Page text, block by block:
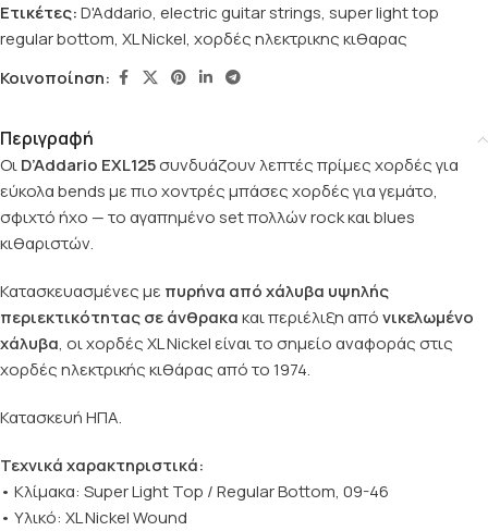
Ετικέτες:D'Addario, electric guitar strings, super light top
regular bottom, XL Nickel, χορδές ηλεκτρικης κιθαρας
Κοινοποίηση:
Περιγραφή
ΟιD’Addario EXL125συνδυάζουν λεπτές πρίμες χορδές για
εύκολα bends με πιο χοντρές μπάσες χορδές για γεμάτο,
σφιχτό ήχο — το αγαπημένο set πολλών rock και blues
κιθαριστών.
Κατασκευασμένες με πυρήνα από χάλυβα υψηλής
περιεκτικότητας σε άνθρακακαι περιέλιξη απόνικελωμένο
χάλυβα, οι χορδές XL Nickel είναι το σημείο αναφοράς στις
χορδές ηλεκτρικής κιθάρας από το 1974.
Κατασκευή ΗΠΑ.
Τεχνικά χαρακτηριστικά:
• Κλίμακα: Super Light Top / Regular Bottom, 09-46
• Υλικό: XL Nickel Wound